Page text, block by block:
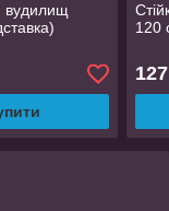
вудилищ
120
127